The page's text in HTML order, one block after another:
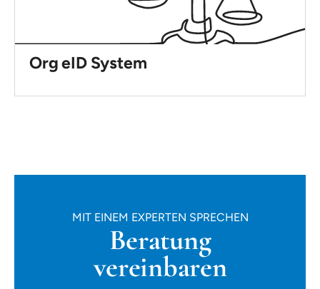
Org eID System
MIT EINEM EXPERTEN SPRECHEN
Beratung
vereinbaren